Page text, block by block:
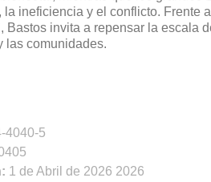
la ineficiencia y el conflicto. Frente
Bastos invita a repensar la escala
las comunidades.
4040-5
1 de Abril de 2026 2026